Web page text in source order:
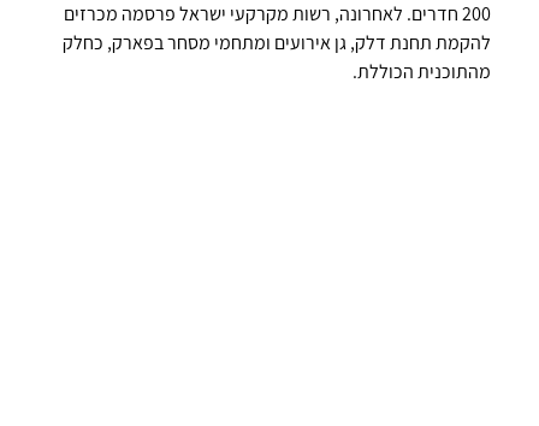
200 חדרים. לאחרונה, רשות מקרקעי ישראל פרסמה מכרזים
להקמת תחנת דלק, גן אירועים ומתחמי מסחר בפארק, כחלק
מהתוכנית הכוללת.